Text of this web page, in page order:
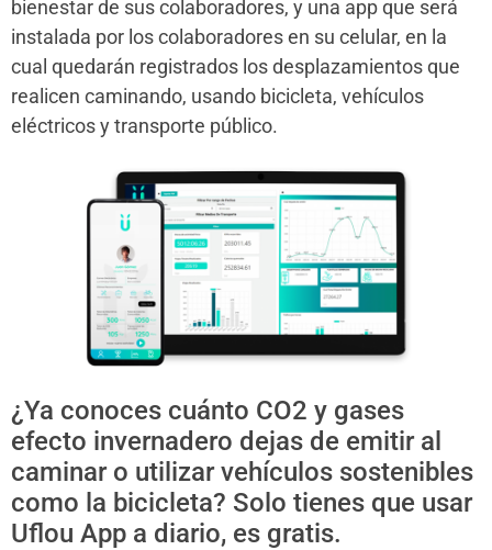
bienestar de sus colaboradores, y una app que será
instalada por los colaboradores en su celular, en la
cual quedarán registrados los desplazamientos que
realicen caminando, usando bicicleta, vehículos
eléctricos y transporte público.
¿Ya conoces cuánto CO2 y gases
efecto invernadero dejas de emitir al
caminar o utilizar vehículos sostenibles
como la bicicleta? Solo tienes que usar
Uflou App a diario, es gratis.